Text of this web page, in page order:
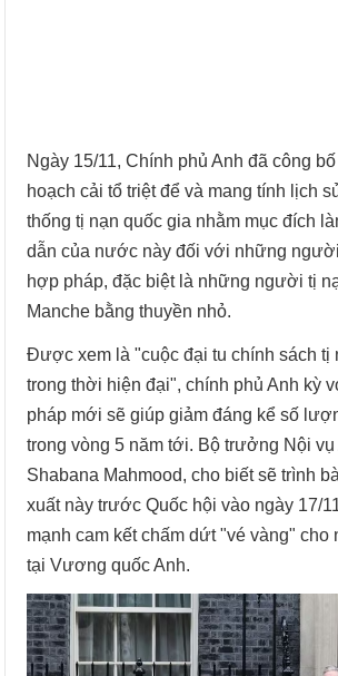
Ngày 15/11, Chính phủ Anh đã công
hoạch cải tổ triệt để và mang tính lịch
thống tị nạn quốc gia nhằm mục đích
dẫn của nước này đối với những
hợp pháp, đặc biệt là những người tị
Manche bằng thuyền nhỏ.
Được xem là "cuộc đại tu chính sách tị
trong thời hiện đại", chính phủ Anh kỳ
pháp mới sẽ giúp giảm đáng kể số
trong vòng 5 năm tới. Bộ trưởng Nội vụ
Shabana Mahmood, cho biết sẽ trình
xuất này trước Quốc hội vào ngày 17/
mạnh cam kết chấm dứt "vé vàng" cho
tại Vương quốc Anh.